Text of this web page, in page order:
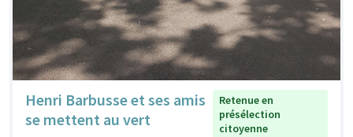
Henri Barbusse et ses amis
se mettent au vert
Retenue en
présélection
citoyenne